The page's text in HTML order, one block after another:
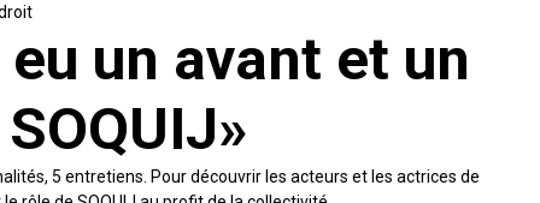
population dans sa compréhension du droit.
Accès rapides